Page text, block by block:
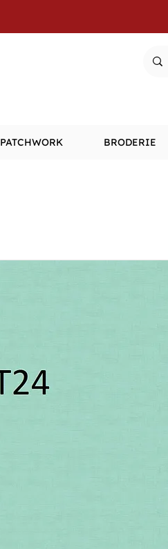
PATCHWORK BRODERIE